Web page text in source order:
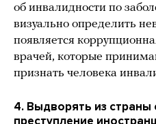
об инвалидности по
визуально определить
появляется
врачей, которые
признать человека
4. Выдворять из
преступление